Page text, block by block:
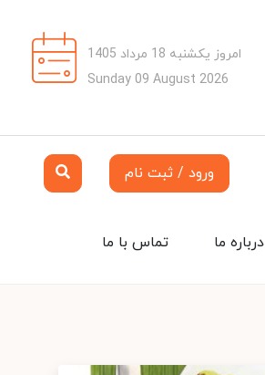
امروز یکشنبه 18 مرداد 1405
Sunday 09 August 2026
ورود / ثبت نام
تماس با ما درباره ما